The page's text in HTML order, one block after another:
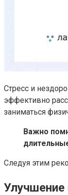
Стресс и
эффективно
заниматься
Важно
Следуя этим
Улучшение